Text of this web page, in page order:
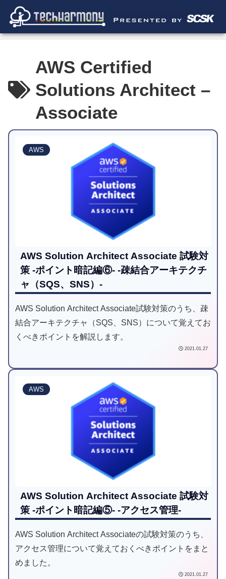
AWS Certified
Solutions Architect –
Associate
AWS
AWS Solution Architect Associate 試験対
策 -ポイント暗記編⑥- -疎結合アーキテクチ
ャ（SQS、SNS）-
AWS Solution Architect Associate試験対策のうち、疎
結合アーキテクチャ（SQS、SNS）について覚えてお
くべきポイントを解説します。
2021.01.27
AWS
AWS Solution Architect Associate 試験対
策 -ポイント暗記編⑤- -アクセス管理-
AWS Solution Architect Associateの試験対策のうち、
アクセス管理について覚えておくべきポイントをまと
めました。
2021.01.27